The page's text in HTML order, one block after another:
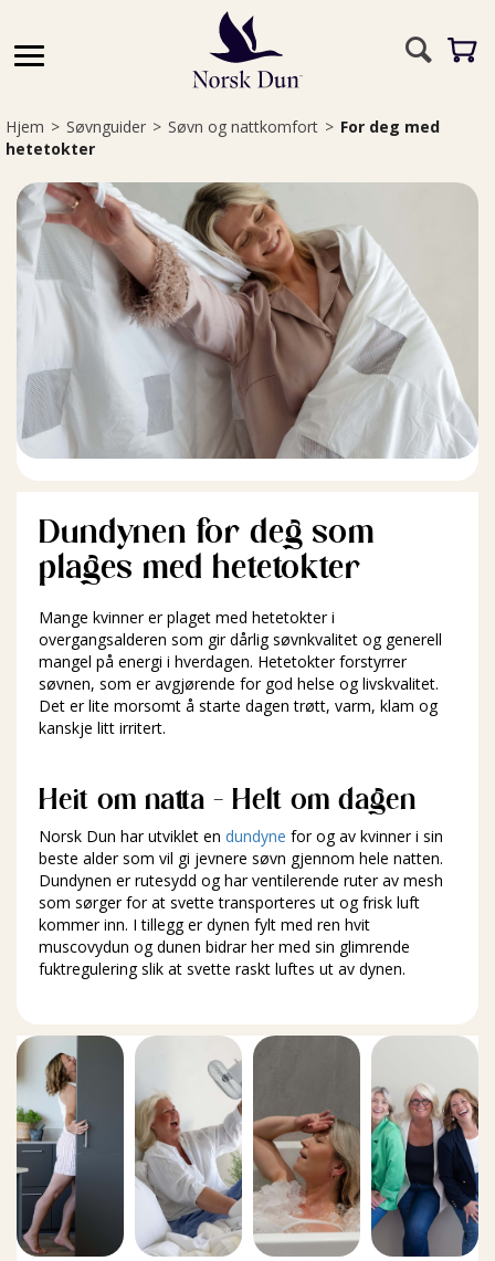
Hjem>Søvnguider>Søvn og nattkomfort>For deg med
hetetokter
Dundynen for deg som
plages med hetetokter
Mange kvinner er plaget med hetetokter i
overgangsalderen som gir dårlig søvnkvalitet og generell
mangel på energi i hverdagen. Hetetokter forstyrrer
søvnen, som er avgjørende for god helse og livskvalitet.
Det er lite morsomt å starte dagen trøtt, varm, klam og
kanskje litt irritert.
Heit om natta - Helt om dagen
Norsk Dun har utviklet en dundyne for og av kvinner i sin
beste alder som vil gi jevnere søvn gjennom hele natten.
Dundynen er rutesydd og har ventilerende ruter av mesh
som sørger for at svette transporteres ut og frisk luft
kommer inn. I tillegg er dynen fylt med ren hvit
muscovydun og dunen bidrar her med sin glimrende
fuktregulering slik at svette raskt luftes ut av dynen.